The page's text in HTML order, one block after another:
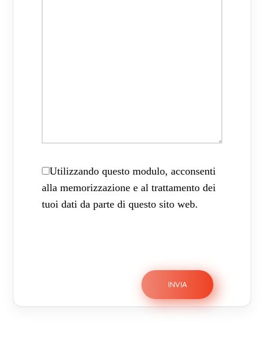
Utilizzando questo modulo, acconsenti
alla memorizzazione e al trattamento dei
tuoi dati da parte di questo sito web.